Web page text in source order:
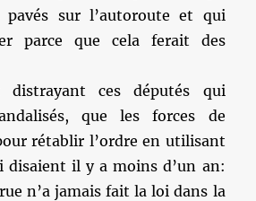
pavés sur l’autoroute et qui
parce que cela ferait des
ces députés qui
que les forces de
rétablir l’ordre en utilisant
disaient il y a moins d’un an:
n’a jamais fait la loi dans la